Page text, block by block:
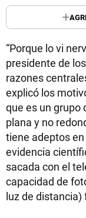
“Porque lo vi
presidente de
razones
explicó los
que es un grupo
plana y no
tiene adeptos
evidencia
sacada con el
capacidad de
luz de